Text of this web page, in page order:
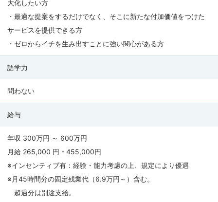
大化したい方
・最適な提案をするだけでなく、そこに新たな付加価値をつけた
サービスを提供できる方
・ゼロからイチを生み出すことに強い関心がある方
語学力
問わない
給与
年収 300万円 ～ 600万円
月給 265,000 円 - 455,000円
※インセンティブ有：経験・能力考慮の上、規定により優遇
※月45時間分の固定残業代（6.9万円～）含む。
超過分は別途支給。